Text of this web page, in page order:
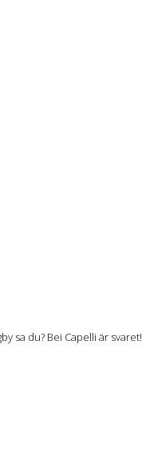
sa du? Bei Capelli är svaret!